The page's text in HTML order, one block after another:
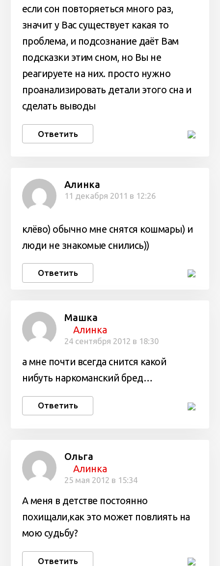
если сон повторяеться много раз,
значит у Вас существует какая то
проблема, и подсознание даёт Вам
подсказки этим сном, но Вы не
реагируете на них. просто нужно
проанализировать детали этого сна и
сделать выводы
Ответить
Алинка
11 декабря 2011 в 12:26
клёво) обычно мне снятся кошмары) и
люди не знакомые снились))
Ответить
Машка
Алинка
24 сентября 2012 в 18:30
а мне почти всегда снится какой
нибуть наркоманский бред…
Ответить
Ольга
Алинка
25 мая 2012 в 15:34
А меня в детстве постоянно
похищали,как это может повлиять на
мою судьбу?
Ответить